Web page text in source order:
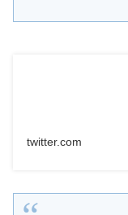
twitter.com